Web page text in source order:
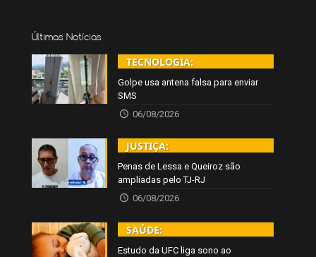
Últimas Notícias
TECNOLOGIA:
Golpe usa antena falsa para enviar
SMS
06/08/2026
JUSTIÇA:
Penas de Lessa e Queiroz são
ampliadas pelo TJ-RJ
06/08/2026
SAÚDE:
Estudo da UFC liga sono ao